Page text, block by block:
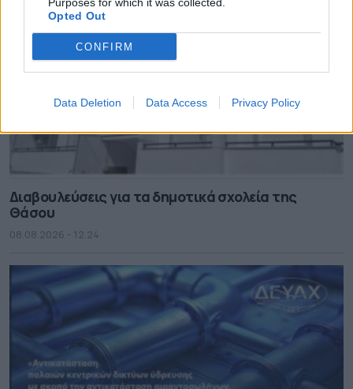
Opted Out
CONFIRM
Data Deletion Data Access Privacy Policy
Διαβουλεύσεις για τα δημοτικά σχολεία της
Θάσου
08.08.2026 - 12.24